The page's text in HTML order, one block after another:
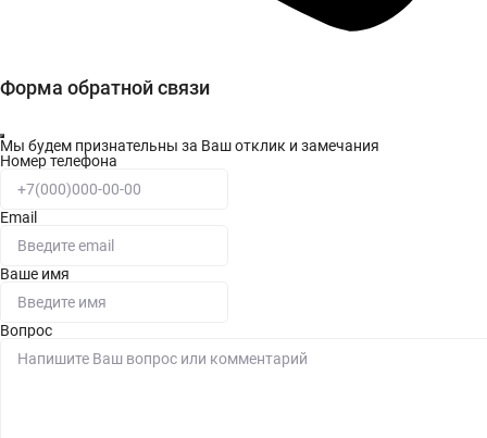
Форма обратной связи
Мы будем признательны за Ваш отклик и замечания
Номер телефона
Email
Ваше имя
Вопрос